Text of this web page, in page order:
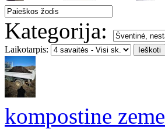
Kategorija:
Laikotarpis:
kompostine zeme